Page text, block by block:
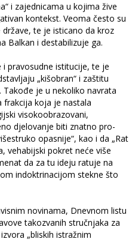
i zajednicama u kojima žive
kon­tekst. Veoma često su
države, te je isticano da kroz
Balkan i destabilizuje ga.
pravosudne istitucije, te je
„kišobran“ i zaštitu
je u nekoliko navrata
frakcija koja je nastala
visokoobrazovani,
djelovanje biti znatno pro­
opasnije“, kao i da „Rat
vehabijski pokret neće više
da za tu ideju ratuje na
indoktrinacijom stekne što
novinama, Dnevnom listu
takozvanih stručnjaka za
„bliskih is­tražnim